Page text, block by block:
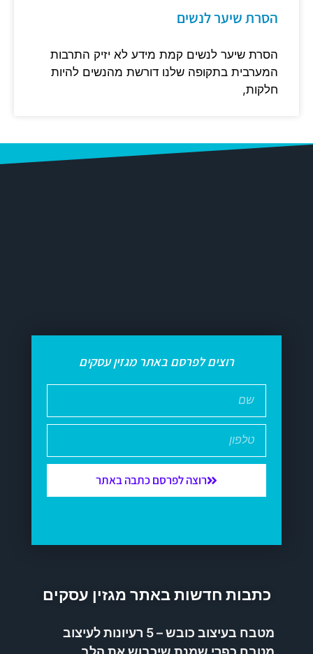
הסרת שיער לנשים
הסרת שיער לנשים קמת מידע לא יזיק התרבות
המערבית בתקופה שלנו דורשת מהנשים להיות
חלקות,
רוצים לפרסם באתר מגזין עסקים
רוצה לפרסם כתבה באתר
כתבות חדשות באתר מגזין עסקים
מטבח בעיצוב כובש – 5 רעיונות לעיצוב